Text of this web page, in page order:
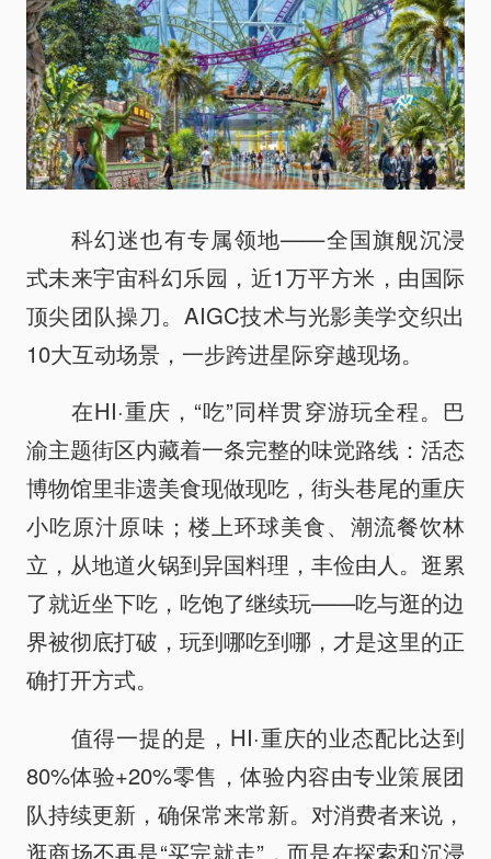
科幻迷也有专属领地——全国旗舰沉浸
式未来宇宙科幻乐园，近1万平方米，由国际
顶尖团队操刀。AIGC技术与光影美学交织出
10大互动场景，一步跨进星际穿越现场。
在HI·重庆，“吃”同样贯穿游玩全程。巴
渝主题街区内藏着一条完整的味觉路线：活态
博物馆里非遗美食现做现吃，街头巷尾的重庆
小吃原汁原味；楼上环球美食、潮流餐饮林
立，从地道火锅到异国料理，丰俭由人。逛累
了就近坐下吃，吃饱了继续玩——吃与逛的边
界被彻底打破，玩到哪吃到哪，才是这里的正
确打开方式。
值得一提的是，HI·重庆的业态配比达到
80%体验+20%零售，体验内容由专业策展团
队持续更新，确保常来常新。对消费者来说，
逛商场不再是“买完就走”，而是在探索和沉浸